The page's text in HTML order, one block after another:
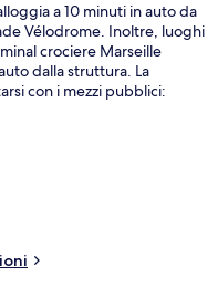
a 10 minuti in auto da
Vélodrome. Inoltre, luoghi
crociere Marseille
dalla struttura. La
con i mezzi pubblici: